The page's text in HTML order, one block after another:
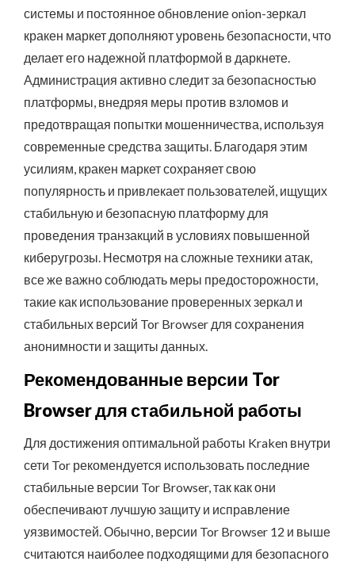
системы и постоянное обновление onion-зеркал
кракен маркет дополняют уровень безопасности, что
делает его надежной платформой в даркнете.
Администрация активно следит за безопасностью
платформы, внедряя меры против взломов и
предотвращая попытки мошенничества, используя
современные средства защиты. Благодаря этим
усилиям, кракен маркет сохраняет свою
популярность и привлекает пользователей, ищущих
стабильную и безопасную платформу для
проведения транзакций в условиях повышенной
киберугрозы. Несмотря на сложные техники атак,
все же важно соблюдать меры предосторожности,
такие как использование проверенных зеркал и
стабильных версий Tor Browser для сохранения
анонимности и защиты данных.
Рекомендованные версии Tor
Browser для стабильной работы
Для достижения оптимальной работы Kraken внутри
сети Tor рекомендуется использовать последние
стабильные версии Tor Browser, так как они
обеспечивают лучшую защиту и исправление
уязвимостей. Обычно, версии Tor Browser 12 и выше
считаются наиболее подходящими для безопасного